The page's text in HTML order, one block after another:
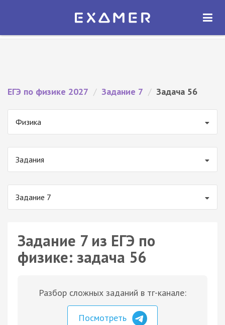
Экзамер — ЕГЭ 2027
ОТКРЫТЬ
ЕГЭ по физике 2027 / Задание 7 / Задача 56
Физика
Задания
Задание 7
Задание 7 из ЕГЭ по
физике: задача 56
Разбор сложных заданий в тг-канале:
Посмотреть